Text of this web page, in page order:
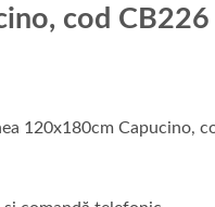
cod CB226
120x180cm Capucino,